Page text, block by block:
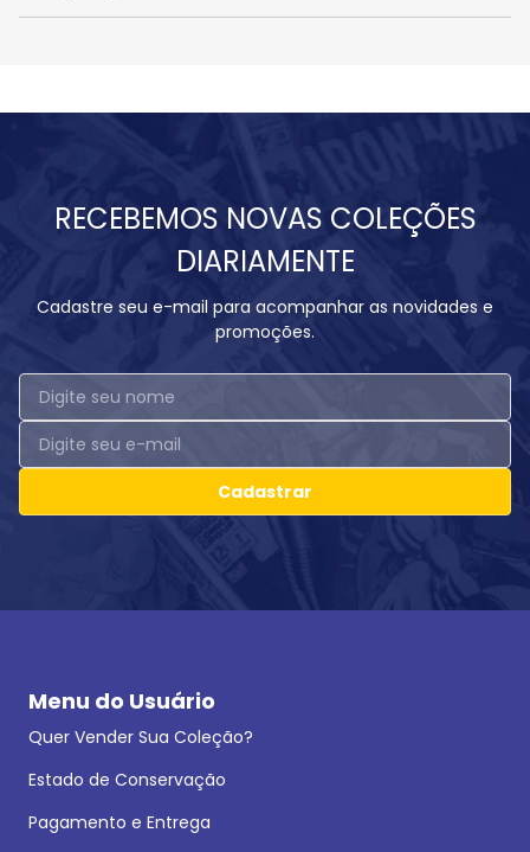
RECEBEMOS NOVAS COLEÇÕES
DIARIAMENTE
Cadastre seu e-mail para acompanhar as novidades e
promoções.
Cadastrar
Menu do Usuário
Quer Vender Sua Coleção?
Estado de Conservação
Pagamento e Entrega